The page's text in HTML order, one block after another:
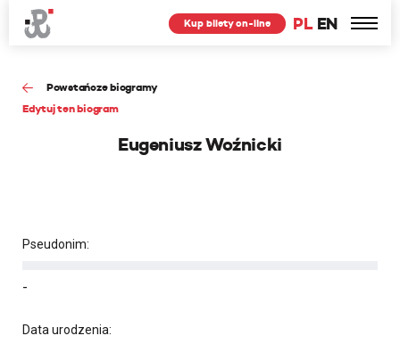
PL EN
Kup bilety on-line
Powstańcze biogramy
Edytuj ten biogram
Eugeniusz Woźnicki
Pseudonim:
-
Data urodzenia: